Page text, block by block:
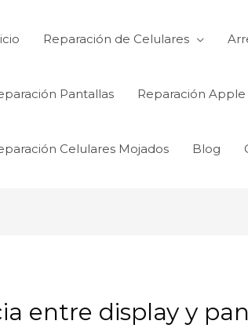
Reparación de Celulares
Pantallas Reparación Apple
Celulares Mojados Blog
entre display y